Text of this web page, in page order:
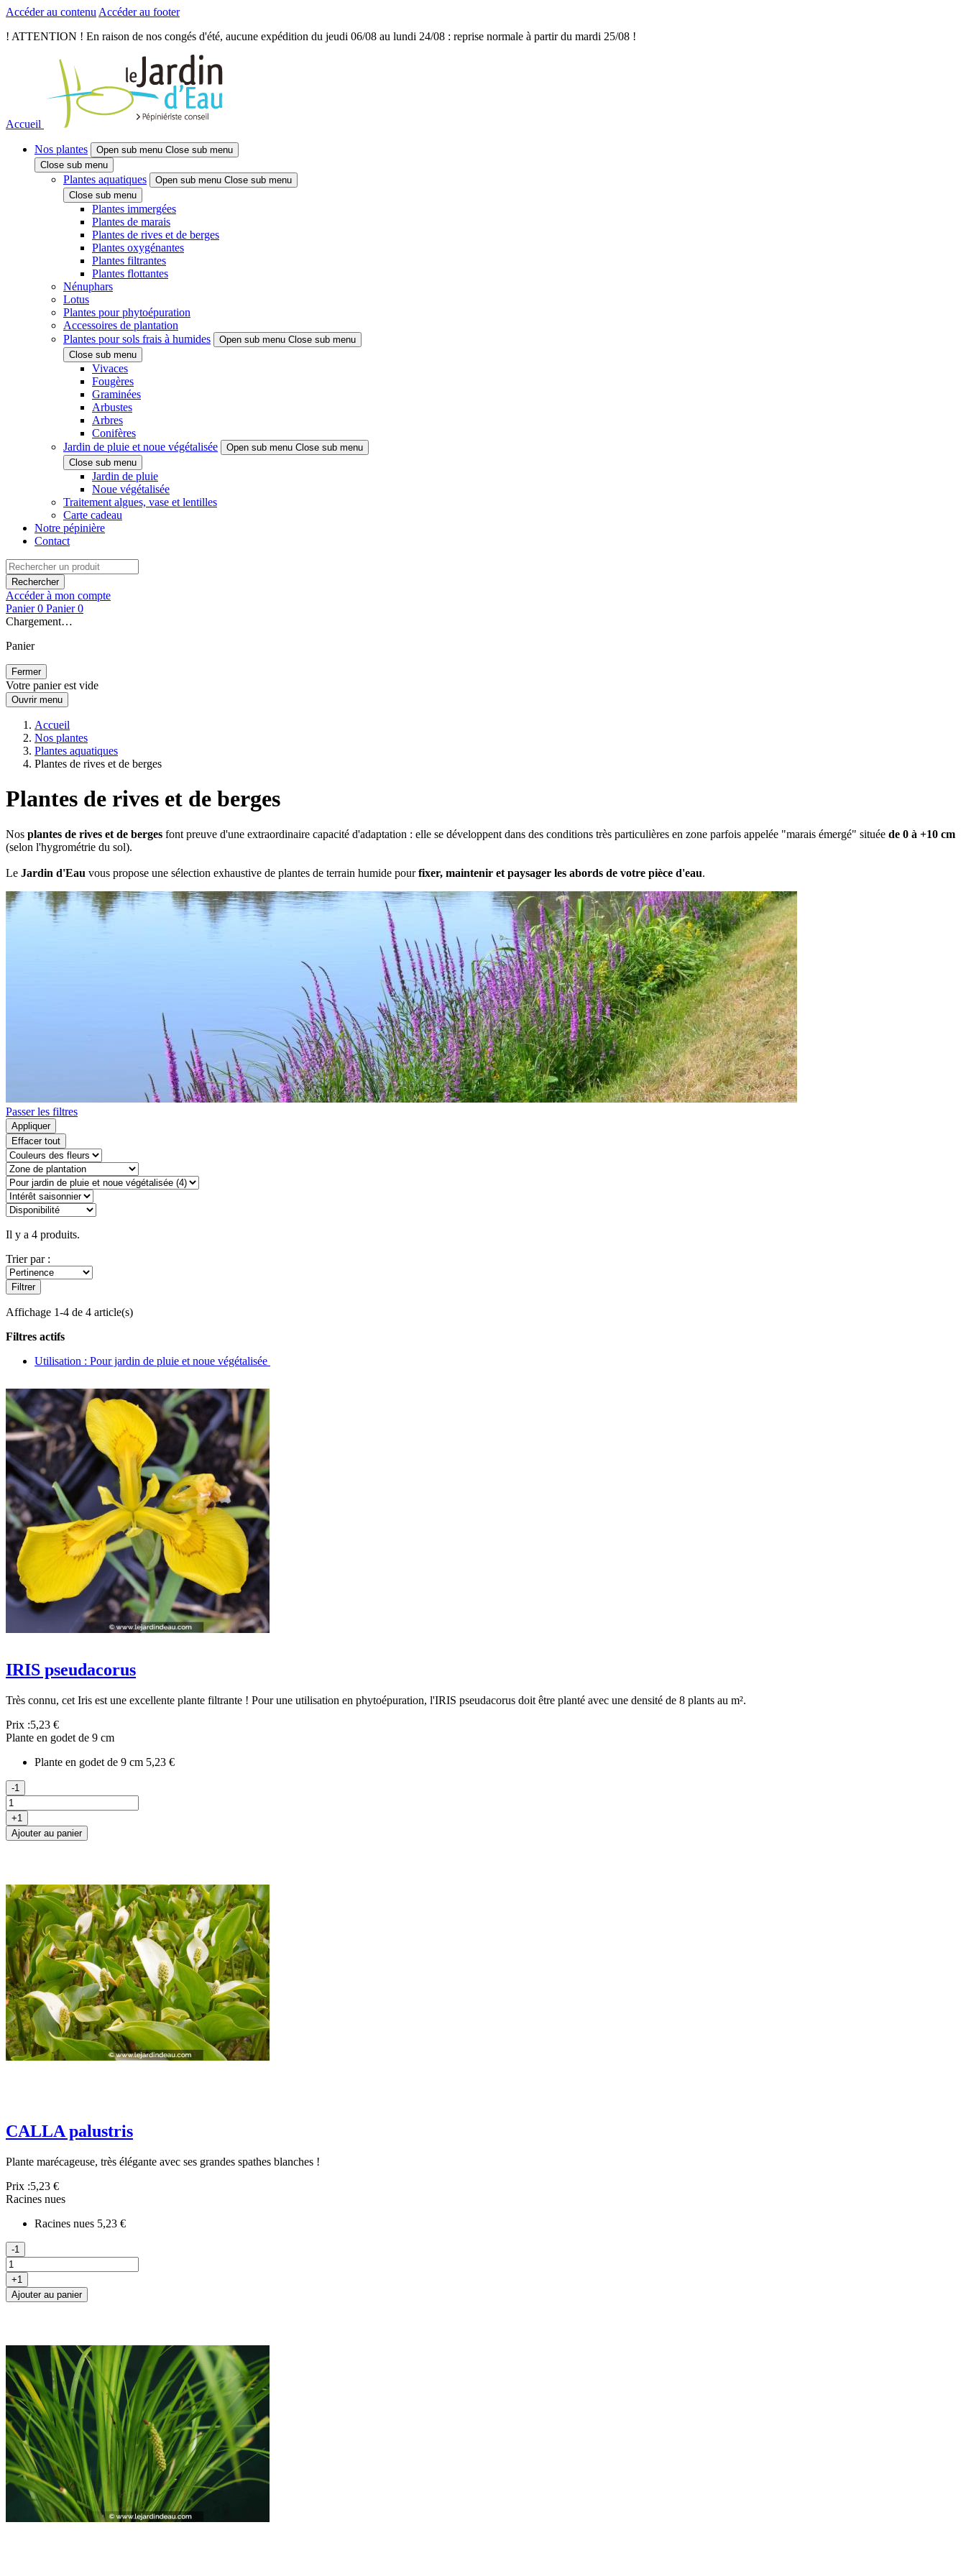
Accéder au contenu Accéder au footer
! ATTENTION ! En raison de nos congés d'été, aucune expédition du jeudi 06/08 au lundi 24/08 : reprise normale à partir du mardi 25/08 !
Accueil
Nos plantes Open sub menu Close sub menu
Close sub menu
Plantes aquatiques Open sub menu Close sub menu
Close sub menu
Plantes immergées
Plantes de marais
Plantes de rives et de berges
Plantes oxygénantes
Plantes filtrantes
Plantes flottantes
Nénuphars
Lotus
Plantes pour phytoépuration
Accessoires de plantation
Plantes pour sols frais à humides
Open sub menu Close sub menu
Close sub menu
Vivaces
Fougères
Graminées
Arbustes
Arbres
Conifères
Jardin de pluie et noue végétalisée
Open sub menu Close sub menu
Close sub menu
Jardin de pluie
Noue végétalisée
Traitement algues, vase et lentilles
Carte cadeau
Notre pépinière
Contact
Rechercher
Accéder à mon compte
Panier 0 Panier 0
Chargement…
Panier
Fermer
Votre panier est vide
Ouvrir menu
Accueil
Nos plantes
Plantes aquatiques
Plantes de rives et de berges
Plantes de rives et de berges
Nos plantes de rives et de berges font preuve d'une extraordinaire capacité d'adaptation : elle se développent dans des conditions très particulières en zone parfois appelée "marais émergé" située de 0 à +10 cm
(selon l'hygrométrie du sol).
Le Jardin d'Eau vous propose une sélection exhaustive de plantes de terrain humide pourfixer, maintenir et paysager les abords de votre pièce d'eau.
Passer les filtres
Appliquer
Effacer tout
Il y a 4 produits.
Trier par :
Filtrer
Affichage 1-4 de 4 article(s)
Filtres actifs
Utilisation : Pour jardin de pluie et noue végétalisée
IRIS pseudacorus
Très connu, cet Iris est une excellente plante filtrante ! Pour une utilisation en phytoépuration, l'IRIS pseudacorus doit être planté avec une densité de 8 plants au m².
Prix :5,23 €
Plante en godet de 9 cm
Plante en godet de 9 cm 5,23 €
-1
+1
Ajouter au panier
CALLA palustris
Plante marécageuse, très élégante avec ses grandes spathes blanches !
Prix :5,23 €
Racines nues
Racines nues 5,23 €
-1
+1
Ajouter au panier